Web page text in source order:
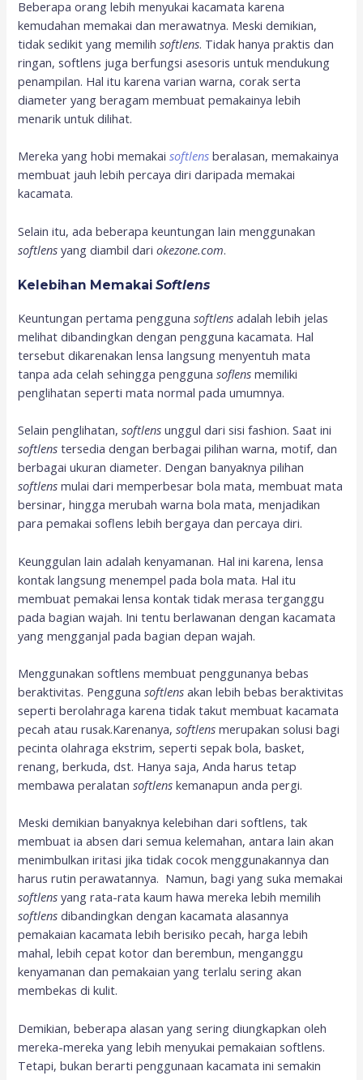
Beberapa orang lebih menyukai kacamata karena
kemudahan memakai dan merawatnya. Meski demikian,
tidak sedikit yang memilihsoftlens. Tidak hanya praktis dan
ringan, softlens juga berfungsi asesoris untuk mendukung
penampilan. Hal itu karena varian warna, corak serta
diameter yang beragam membuat pemakainya lebih
menarik untuk dilihat.
Mereka yang hobi memakaisoftlens beralasan, memakainya
membuat jauh lebih percaya diri daripada memakai
kacamata.
Selain itu, ada beberapa keuntungan lain menggunakan
softlens yang diambil dariokezone.com.
Kelebihan MemakaiSoftlens
Keuntungan pertama penggunasoftlens adalah lebih jelas
melihat dibandingkan dengan pengguna kacamata. Hal
tersebut dikarenakan lensa langsung menyentuh mata
tanpa ada celah sehingga penggunasoflens memiliki
penglihatan seperti mata normal pada umumnya.
Selain penglihatan,softlens unggul dari sisi fashion. Saat ini
softlens tersedia dengan berbagai pilihan warna, motif, dan
berbagai ukuran diameter. Dengan banyaknya pilihan
softlens mulai dari memperbesar bola mata, membuat mata
bersinar, hingga merubah warna bola mata, menjadikan
para pemakai soflens lebih bergaya dan percaya diri.
Keunggulan lain adalah kenyamanan. Hal ini karena, lensa
kontak langsung menempel pada bola mata. Hal itu
membuat pemakai lensa kontak tidak merasa terganggu
pada bagian wajah. Ini tentu berlawanan dengan kacamata
yang mengganjal pada bagian depan wajah.
Menggunakan softlens membuat penggunanya bebas
beraktivitas. Penggunasoftlens akan lebih bebas beraktivitas
seperti berolahraga karena tidak takut membuat kacamata
pecah atau rusak.Karenanya,softlens merupakan solusi bagi
pecinta olahraga ekstrim, seperti sepak bola, basket,
renang, berkuda, dst. Hanya saja, Anda harus tetap
membawa peralatansoftlens kemanapun anda pergi.
Meski demikian banyaknya kelebihan dari softlens, tak
membuat ia absen dari semua kelemahan, antara lain akan
menimbulkan iritasi jika tidak cocok menggunakannya dan
harus rutin perawatannya. Namun, bagi yang suka memakai
softlens yang rata-rata kaum hawa mereka lebih memilih
softlens dibandingkan dengan kacamata alasannya
pemakaian kacamata lebih berisiko pecah, harga lebih
mahal, lebih cepat kotor dan berembun, menganggu
kenyamanan dan pemakaian yang terlalu sering akan
membekas di kulit.
Demikian, beberapa alasan yang sering diungkapkan oleh
mereka-mereka yang lebih menyukai pemakaian softlens.
Tetapi, bukan berarti penggunaan kacamata ini semakin